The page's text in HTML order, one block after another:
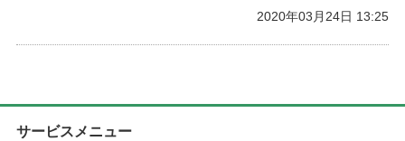
2020年03月24日 13:25
サービスメニュー